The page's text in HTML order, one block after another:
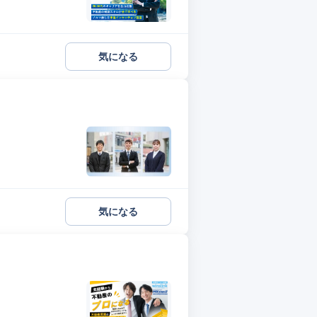
気になる
気になる